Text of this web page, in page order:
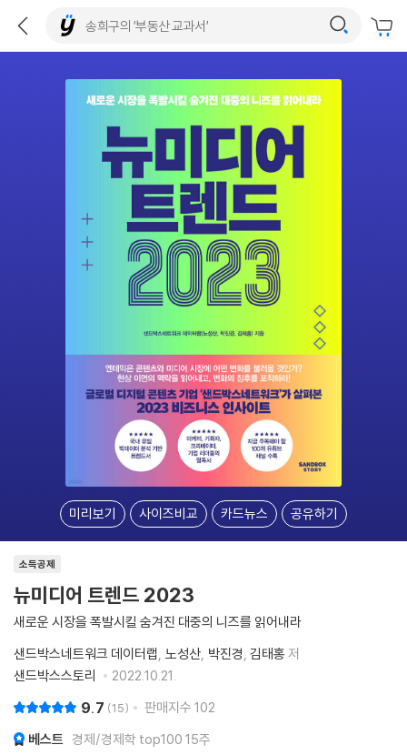
미리보기 사이즈비교 카드뉴스 공유하기
소득공제
뉴미디어 트렌드 2023
새로운 시장을 폭발시킬 숨겨진 대중의 니즈를 읽어내라
샌드박스네트워크 데이터랩 노성산 박진경 김태홍 저
샌드박스스토리
2022.10.21.
9.7 15 판매지수 102
베스트 경제/경제학 top100 15주